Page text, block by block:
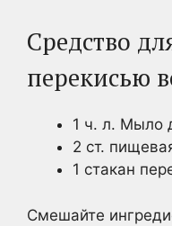
Средство
перекисью
1 ч. л. Мыло
2 ст.
1 стакан
Смешайте